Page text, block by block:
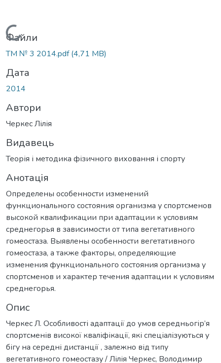
Вантажиться...
Файли
ТМ № 3 2014.pdf(4,71 MB)
Дата
2014
Автори
Черкес Лілія
Видавець
Теорія і методика фізичного виховання і спорту
Анотація
Определены особенности изменений
функционального состояния организма у спортсменов
высокой квалификации при адаптации к условиям
среднегорья в зависимости от типа вегетативного
гомеостаза. Выявлены особенности вегетативного
гомеостаза, а также факторы, определяющие
изменения функционального состояния организма у
спортсменов и характер течения адаптации к условиям
среднегорья.
Опис
Черкес Л. Особливості адаптації до умов середньогір’я
спортсменів високої кваліфікації, які спеціалізуються у
бігу на середні дистанції , залежно від типу
вегетативного гомеостазу / Лілія Черкес, Володимир